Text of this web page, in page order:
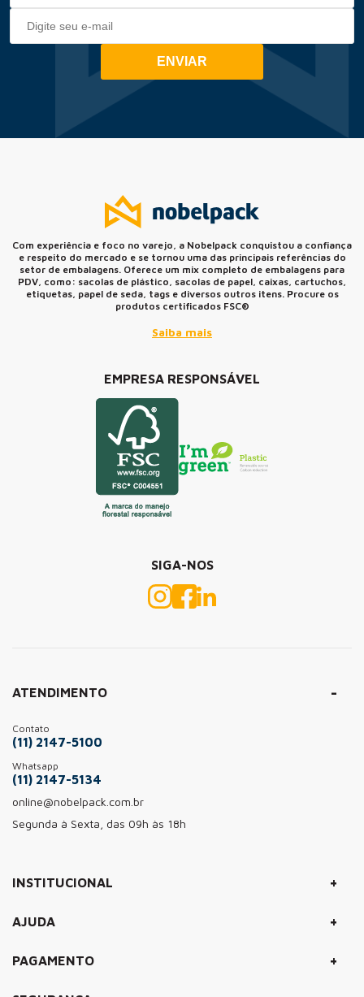
ENVIAR
Com experiência e foco no varejo, a Nobelpack conquistou a confiança
e respeito do mercado e se tornou uma das principais referências do
setor de embalagens. Oferece um mix completo de embalagens para
PDV, como: sacolas de plástico, sacolas de papel, caixas, cartuchos,
etiquetas, papel de seda, tags e diversos outros itens. Procure os
produtos certificados FSC®
Saiba mais
EMPRESA RESPONSÁVEL
SIGA-NOS
ATENDIMENTO
Contato
(11) 2147-5100
Whatsapp
(11) 2147-5134
online@nobelpack.com.br
Segunda à Sexta, das 09h às 18h
INSTITUCIONAL +
AJUDA +
PAGAMENTO +